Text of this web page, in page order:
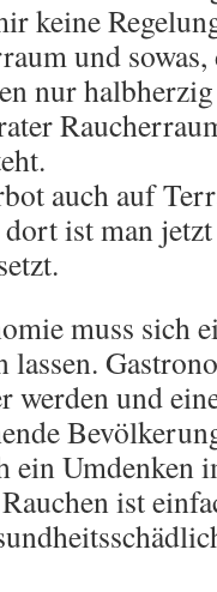
keine
und
nur
auch auf
ist man
muss sich
werden und
ein Umdenken
ist